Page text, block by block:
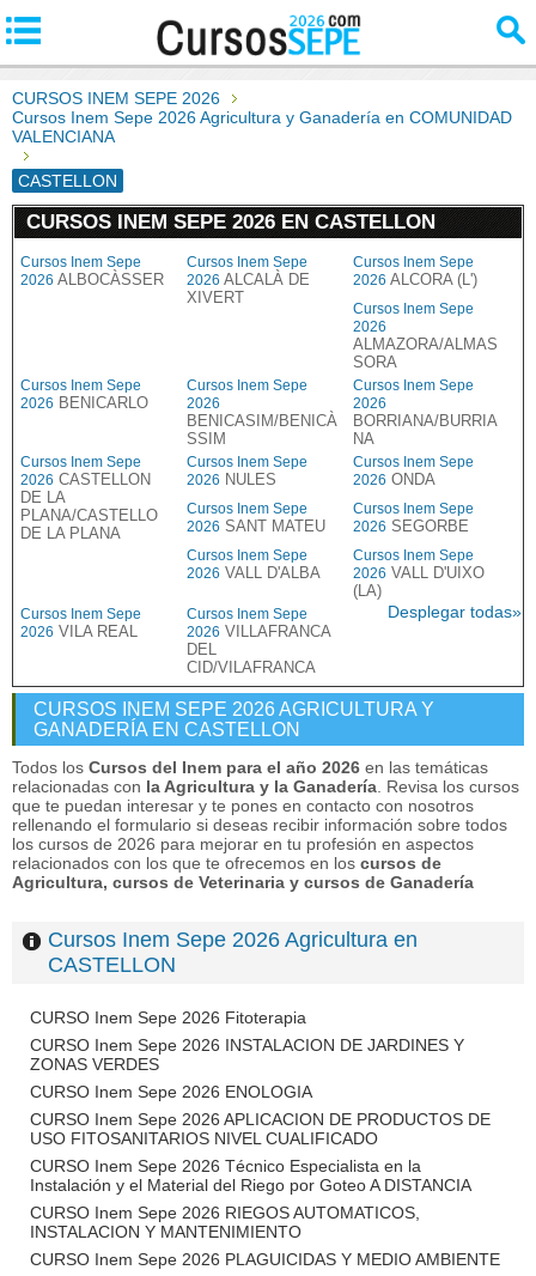
CURSOS INEM SEPE 2026
Cursos Inem Sepe 2026 Agricultura y Ganadería en COMUNIDAD
VALENCIANA
CASTELLON
CURSOS INEM SEPE 2026 EN CASTELLON
Cursos Inem Sepe
2026 ALBOCÀSSER
Cursos Inem Sepe
2026 ALCALÀ DE
XIVERT
Cursos Inem Sepe
2026 ALCORA (L')
Cursos Inem Sepe
2026
ALMAZORA/ALMAS
SORA
Cursos Inem Sepe
2026 BENICARLO
Cursos Inem Sepe
2026
BENICASIM/BENICÀ
SSIM
Cursos Inem Sepe
2026
BORRIANA/BURRIA
NA
Cursos Inem Sepe
2026 CASTELLON
DE LA
PLANA/CASTELLO
DE LA PLANA
Cursos Inem Sepe
2026 NULES
Cursos Inem Sepe
2026 ONDA
Cursos Inem Sepe
2026 SANT MATEU
Cursos Inem Sepe
2026 SEGORBE
Cursos Inem Sepe
2026 VALL D'ALBA
Cursos Inem Sepe
2026 VALL D'UIXO
(LA)
Cursos Inem Sepe
2026 VILA REAL
Cursos Inem Sepe
2026 VILLAFRANCA
DEL
CID/VILAFRANCA
Desplegar todas»
CURSOS INEM SEPE 2026 AGRICULTURA Y
GANADERÍA EN CASTELLON
Todos los Cursos del Inem para el año 2026 en las temáticas
relacionadas con la Agricultura y la Ganadería . Revisa los cursos
que te puedan interesar y te pones en contacto con nosotros
rellenando el formulario si deseas recibir información sobre todos
los cursos de 2026 para mejorar en tu profesión en aspectos
relacionados con los que te ofrecemos en los cursos de
Agricultura, cursos de Veterinaria y cursos de Ganadería
Cursos Inem Sepe 2026 Agricultura en
CASTELLON
CURSO Inem Sepe 2026 Fitoterapia
CURSO Inem Sepe 2026 INSTALACION DE JARDINES Y
ZONAS VERDES
CURSO Inem Sepe 2026 ENOLOGIA
CURSO Inem Sepe 2026 APLICACION DE PRODUCTOS DE
USO FITOSANITARIOS NIVEL CUALIFICADO
CURSO Inem Sepe 2026 Técnico Especialista en la
Instalación y el Material del Riego por Goteo A DISTANCIA
CURSO Inem Sepe 2026 RIEGOS AUTOMATICOS,
INSTALACION Y MANTENIMIENTO
CURSO Inem Sepe 2026 PLAGUICIDAS Y MEDIO AMBIENTE